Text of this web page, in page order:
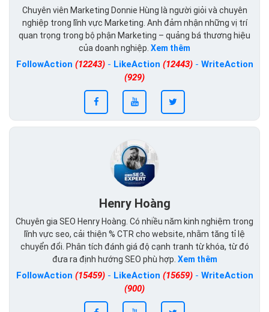
Chuyên viên Marketing Donnie Hùng là người giỏi và chuyên
nghiệp trong lĩnh vực Marketing. Anh đảm nhận những vị trí
quan trọng trong bộ phận Marketing – quảng bá thương hiệu
của doanh nghiệp. Xem thêm
FollowAction (12243)- LikeAction (12443)- WriteAction
(929)
Henry Hoàng
Chuyên gia SEO Henry Hoàng. Có nhiều năm kinh nghiệm trong
lĩnh vực seo, cải thiện % CTR cho website, nhằm tăng tỉ lệ
chuyển đổi. Phân tích đánh giá độ cạnh tranh từ khóa, từ đó
đưa ra định hướng SEO phù hợp. Xem thêm
FollowAction (15459)- LikeAction (15659)- WriteAction
(900)